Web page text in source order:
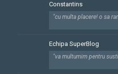
Constantins
"cu multa placere! o sa
Echipa SuperBlog
"va multumim pentru